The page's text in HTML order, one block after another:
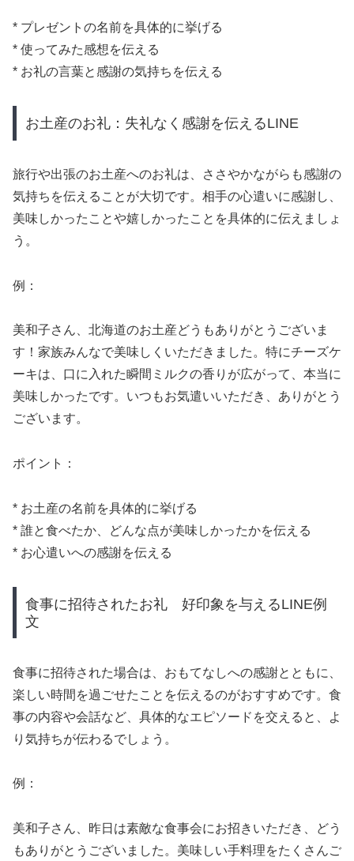
* プレゼントの名前を具体的に挙げる
* 使ってみた感想を伝える
* お礼の言葉と感謝の気持ちを伝える
お土産のお礼：失礼なく感謝を伝えるLINE
旅行や出張のお土産へのお礼は、ささやかながらも感謝の
気持ちを伝えることが大切です。相手の心遣いに感謝し、
美味しかったことや嬉しかったことを具体的に伝えましょ
う。
例：
美和子さん、北海道のお土産どうもありがとうございま
す！家族みんなで美味しくいただきました。特にチーズケ
ーキは、口に入れた瞬間ミルクの香りが広がって、本当に
美味しかったです。いつもお気遣いいただき、ありがとう
ございます。
ポイント：
* お土産の名前を具体的に挙げる
* 誰と食べたか、どんな点が美味しかったかを伝える
* お心遣いへの感謝を伝える
食事に招待されたお礼 好印象を与えるLINE例
文
食事に招待された場合は、おもてなしへの感謝とともに、
楽しい時間を過ごせたことを伝えるのがおすすめです。食
事の内容や会話など、具体的なエピソードを交えると、よ
り気持ちが伝わるでしょう。
例：
美和子さん、昨日は素敵な食事会にお招きいただき、どう
もありがとうございました。美味しい手料理をたくさんご